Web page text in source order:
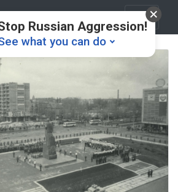
Russian Aggression!
what you can do
💸